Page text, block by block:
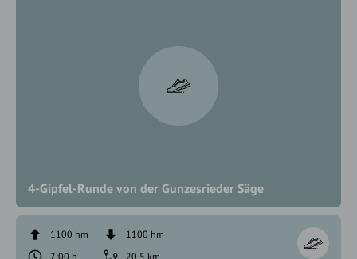
4-Gipfel-Runde von der Gunzesrieder Säge
1100 hm
1100 hm
7:00 h
20,5 km